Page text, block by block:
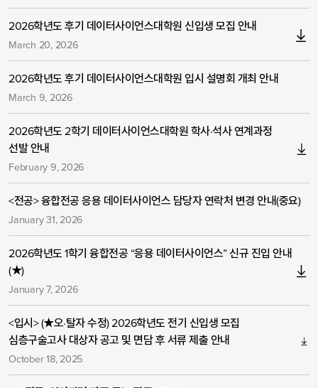
2026학년도 후기 데이터사이언스대학원 신입생 모집 안내
March 20, 2026
2026학년도 후기 데이터사이언스대학원 입시 설명회 개최 안내
March 9, 2026
2026학년도 2학기 데이터사이언스대학원 학사·석사 연계과정
선발 안내
February 9, 2026
<전공> 융합전공 응용 데이터사이언스 담당자 연락처 변경 안내(중요)
January 31, 2026
2026학년도 1학기 융합전공 “응용 데이터사이언스” 신규 진입 안내
(★)
January 7, 2026
<입시> (★오·탈자 수정) 2026학년도 전기 신입생 모집
심층구술고사 대상자 공고 및 면담 후 서류 제출 안내
October 18, 2025